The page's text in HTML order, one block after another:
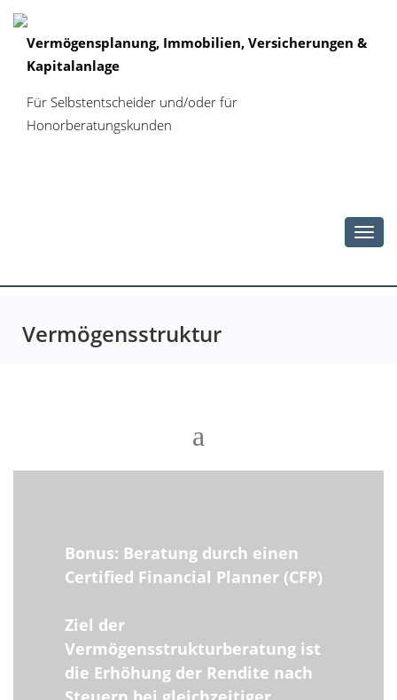
Vermögensplanung, Immobilien, Versicherungen &
Kapitalanlage
Für Selbstentscheider und/oder für
Honorberatungskunden
Vermögensstruktur
Bonus: Beratung durch einen
Certified Financial Planner (CFP)
Ziel der
Vermögensstrukturberatung ist
die Erhöhung der Rendite nach